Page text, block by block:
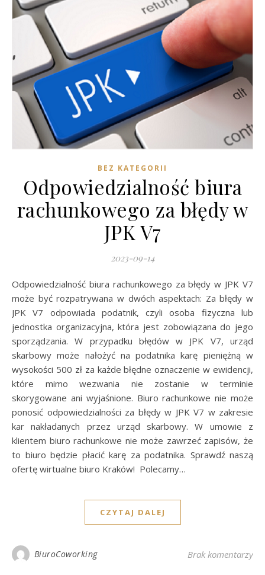
BEZ KATEGORII
Odpowiedzialność biura
rachunkowego za błędy w
JPK V7
2023-09-14
Odpowiedzialność biura rachunkowego za błędy w JPK V7
może być rozpatrywana w dwóch aspektach: Za błędy w
JPK V7 odpowiada podatnik, czyli osoba fizyczna lub
jednostka organizacyjna, która jest zobowiązana do jego
sporządzania. W przypadku błędów w JPK V7, urząd
skarbowy może nałożyć na podatnika karę pieniężną w
wysokości 500 zł za każde błędne oznaczenie w ewidencji,
które mimo wezwania nie zostanie w terminie
skorygowane ani wyjaśnione. Biuro rachunkowe nie może
ponosić odpowiedzialności za błędy w JPK V7 w zakresie
kar nakładanych przez urząd skarbowy. W umowie z
klientem biuro rachunkowe nie może zawrzeć zapisów, że
to biuro będzie płacić karę za podatnika. Sprawdź naszą
ofertę wirtualne biuro Kraków! Polecamy…
CZYTAJ DALEJ
BiuroCoworking Brak komentarzy